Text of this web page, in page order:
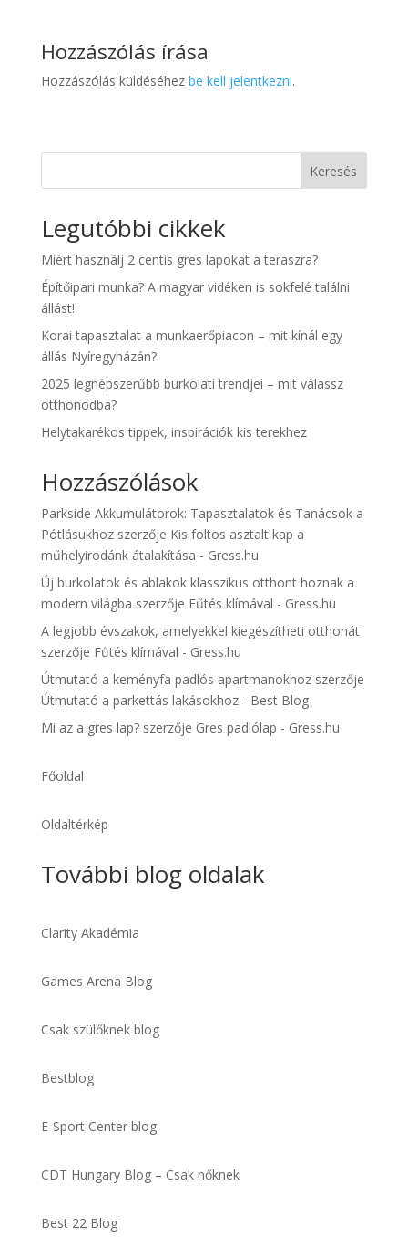
Hozzászólás írása
Hozzászólás küldéséhez be kell jelentkezni.
Keresés
Legutóbbi cikkek
Miért használj 2 centis gres lapokat a teraszra?
Építőipari munka? A magyar vidéken is sokfelé találni
állást!
Korai tapasztalat a munkaerőpiacon – mit kínál egy
állás Nyíregyházán?
2025 legnépszerűbb burkolati trendjei – mit válassz
otthonodba?
Helytakarékos tippek, inspirációk kis terekhez
Hozzászólások
Parkside Akkumulátorok: Tapasztalatok és Tanácsok a
Pótlásukhozszerzője Kis foltos asztalt kap a
műhelyirodánk átalakítása - Gress.hu
Új burkolatok és ablakok klasszikus otthont hoznak a
modern világba szerzője Fűtés klímával - Gress.hu
A legjobb évszakok, amelyekkel kiegészítheti otthonát
szerzője Fűtés klímával - Gress.hu
Útmutató a keményfa padlós apartmanokhozszerzője
Útmutató a parkettás lakásokhoz - Best Blog
Mi az a gres lap?szerzője Gres padlólap - Gress.hu
Főoldal
Oldaltérkép
További blog oldalak
Clarity Akadémia
Games Arena Blog
Csak szülőknek blog
Bestblog
E-Sport Center blog
CDT Hungary Blog – Csak nőknek
Best 22 Blog